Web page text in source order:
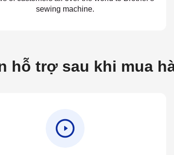
sewing machine.
hỗ trợ sau khi mua